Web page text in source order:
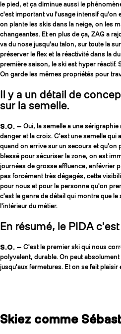
le pied, et ça diminue aussi le
c'est important vu l'usage intensif qu'on
on plante les skis dans la neige, on les
changeantes. Et en plus de ça, ZAG a
va du nose jusqu'au talon, sur toute la
préserver le flex et la réactivité dans la
première saison, le ski est hyper réactif.
On garde les mêmes propriétés pour
Il y a un détail de
sur la semelle.
S.O. — Oui, la semelle a une
danger et la croix. C'est une semelle qui
quand on arrive sur un secours et qu'on
blessé pour sécuriser la zone, on est
journées de grosse affluence, enfévrier
pas forcément très dégagés, cette
pour nous et pour la personne qu'on
c'est le genre de détail qui montre que
l'intérieur du métier.
En résumé, le PIDA
S.O. — C'est le premier ski qui nous
polyvalent, durable. On peut
jusqu'aux fermetures. Et on se fait plaisir
Skiez comme